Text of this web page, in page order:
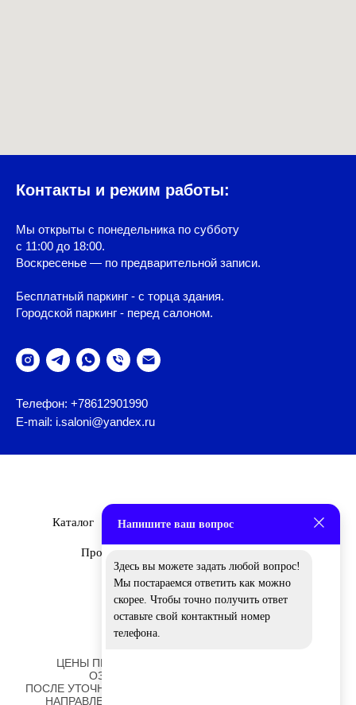
Контакты и режим работы:
Мы открыты с понедельника по субботу
с 11:00 до 18:00.
Воскресенье — по предварительной записи.
Бесплатный паркинг - с торца здания.
Городской паркинг - перед салоном.
Телефон: +78612901990
E-mail: i.saloni@yandex.ru
Каталог Бренды О Нас
Проекты
ЦЕНЫ ПРЕДСТАВЛЕННЫЕ НА САЙТЕ НОСЯТ
ОЗНАКОМИТЕЛЬНЫЙ ХАРАКТЕР!
ПОСЛЕ УТОЧНЕНИЯ ОТДЕЛОК И РАЗМЕРОВ ВАМ БУДЕТ
НАПРАВЛЕНО ПЕРСОНАЛЬНОЕ КОММЕРЧЕСКОЕ
Напишите ваш вопрос
Здесь вы можете задать любой вопрос!
Мы постараемся ответить как можно
скорее. Чтобы точно получить ответ
оставьте свой контактный номер
телефона.